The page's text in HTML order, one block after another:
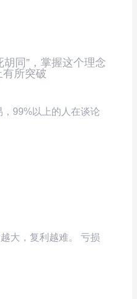
同”，掌握这个理念
所突破
99%以上的人在谈论
大，复利越难。 亏损